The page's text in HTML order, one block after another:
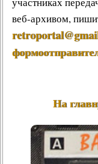
веб-архивом,
На